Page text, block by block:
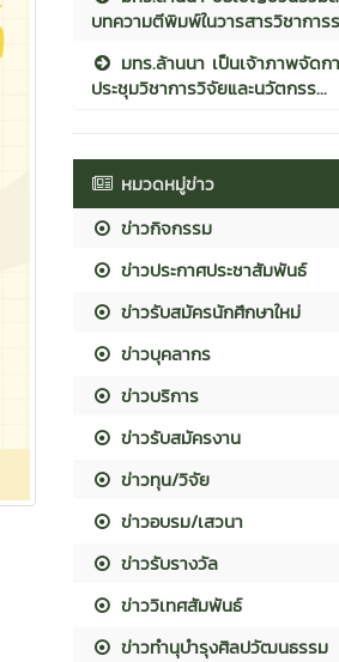
บทความตีพิมพ์ในวารสารวิชาการ
มทร.ล้านนา เป็นเจ้าภาพจัดก
ประชุมวิชาการวิจัยและนวัตกรร...
หมวดหมู่ข่าว
ข่าวกิจกรรม
ข่าวประกาศประชาสัมพันธ์
ข่าวรับสมัครนักศึกษาใหม่
ข่าวบุคลากร
ข่าวบริการ
ข่าวรับสมัครงาน
ข่าวทุน/วิจัย
ข่าวอบรม/เสวนา
ข่าวรับรางวัล
ข่าววิเทศสัมพันธ์
ข่าวทำนุบำรุงศิลปวัฒนธรรม